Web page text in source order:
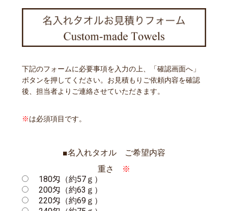
下記のフォームに必要事項を入力の上、「確認画面へ」
ボタンを押してください。お見積もりご依頼内容を確認
後、担当者よりご連絡させていただきます。
※は必須項目です。
■名入れタオル ご希望内容
重さ
※
180匁（約57ｇ）
200匁（約63ｇ）
220匁（約69ｇ）